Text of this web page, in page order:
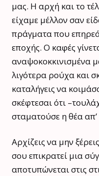
μας. Η αρχή και το
είχαμε μέλλον σαν
πράγματα που
εποχής. Ο καφές
αναψοκοκκινισμένα
λιγότερα ρούχα και
καταλήγεις να
σκέφτεσαι ότι
σταματούσε η θέα
Αρχίζεις να μην
σου επικρατεί μια
αποτυπώνεται στις